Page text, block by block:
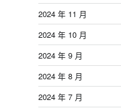
2024 年 11 月
2024 年 10 月
2024 年 9 月
2024 年 8 月
2024 年 7 月